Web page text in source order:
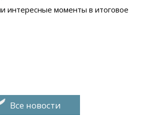
интересные моменты в итоговое
Все новости